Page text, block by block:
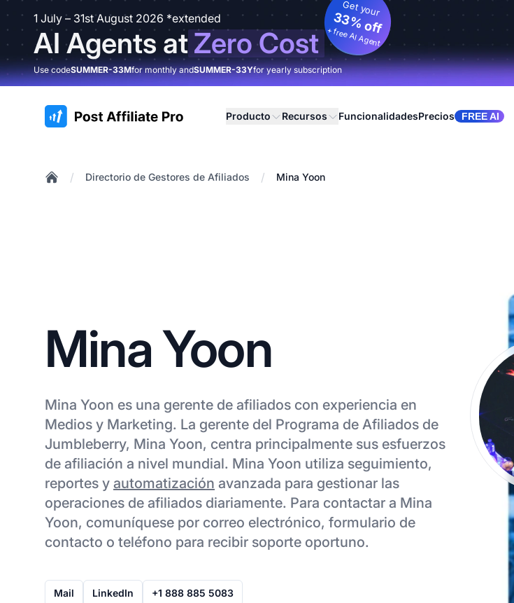
1 July – 31st August 2026 *extended
AI Agents atZero Cost
Get your
33% off
+ free AI Agent
Use codeSUMMER-33Mfor monthly andSUMMER-33Yfor yearly subscription
:site.title Producto Recursos FuncionalidadesPrecios FREE AI
/ Directorio de Gestores de Afiliados / Mina Yoon
Mina Yoon
Mina Yoon es una gerente de afiliados con experiencia en
Medios y Marketing. La gerente del Programa de Afiliados de
Jumbleberry, Mina Yoon, centra principalmente sus esfuerzos
de afiliación a nivel mundial. Mina Yoon utiliza seguimiento,
reportes y automatización avanzada para gestionar las
operaciones de afiliados diariamente. Para contactar a Mina
Yoon, comuníquese por correo electrónico, formulario de
contacto o teléfono para recibir soporte oportuno.
Mail LinkedIn +1 888 885 5083